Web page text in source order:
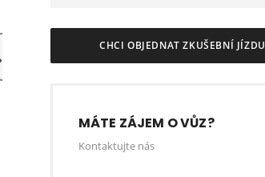
CHCI OBJEDNAT ZKUŠEBNÍ JÍZDU
MÁTE ZÁJEM O VŮZ?
Kontaktujte nás